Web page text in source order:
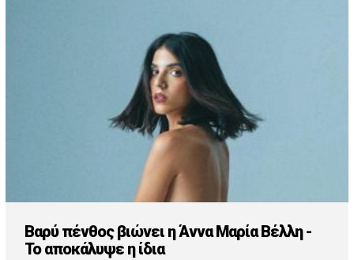
Βαρύ πένθος βιώνει η Άννα Μαρία Βέλλη -
Το αποκάλυψε η ίδια